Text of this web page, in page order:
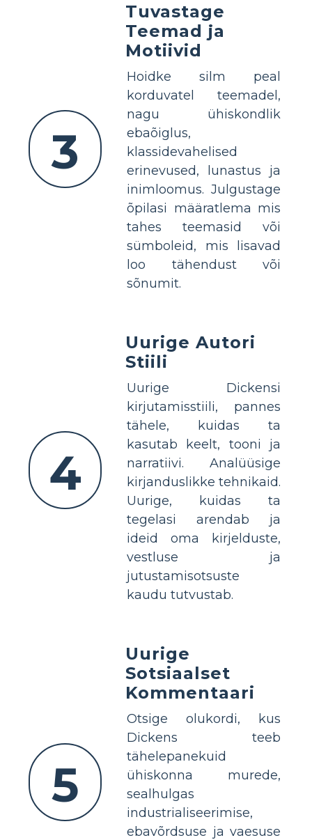
3
Tuvastage
Teemad ja
Motiivid
Hoidke silm peal
korduvatel teemadel,
nagu ühiskondlik
ebaõiglus,
klassidevahelised
erinevused, lunastus ja
inimloomus. Julgustage
õpilasi määratlema mis
tahes teemasid või
sümboleid, mis lisavad
loo tähendust või
sõnumit.
4
Uurige Autori
Stiili
Uurige Dickensi
kirjutamisstiili, pannes
tähele, kuidas ta
kasutab keelt, tooni ja
narratiivi. Analüüsige
kirjanduslikke tehnikaid.
Uurige, kuidas ta
tegelasi arendab ja
ideid oma kirjelduste,
vestluse ja
jutustamisotsuste
kaudu tutvustab.
5
Uurige
Sotsiaalset
Kommentaari
Otsige olukordi, kus
Dickens teeb
tähelepanekuid
ühiskonna murede,
sealhulgas
industrialiseerimise,
ebavõrdsuse ja vaesuse